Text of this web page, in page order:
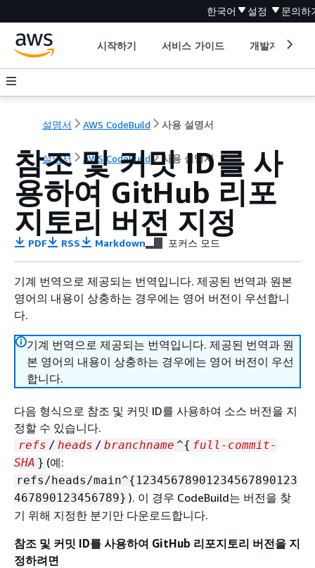
한국어 설정 문의하
시작하기 서비스 가이드 개발자 도구
설명서 AWS CodeBuild 사용 설명서
설명서 AWS CodeBuild 사용 설명서
참조 및 커밋 ID를 사
용하여 GitHub 리포
지토리 버전 지정
PDF RSS Markdown 포커스 모드
기계 번역으로 제공되는 번역입니다. 제공된 번역과 원본
영어의 내용이 상충하는 경우에는 영어 버전이 우선합니
다.
기계 번역으로 제공되는 번역입니다. 제공된 번역과 원
본 영어의 내용이 상충하는 경우에는 영어 버전이 우선
합니다.
다음 형식으로 참조 및 커밋 ID를 사용하여 소스 버전을 지
정할 수 있습니다.
refs / heads / branchname ^{ full-commit-
SHA } (예:
refs/heads/main^{ 12345678901234567890123
467890123456789} ). 이 경우 CodeBuild는 버전을 찾
기 위해 지정한 분기만 다운로드합니다.
참조 및 커밋 ID를 사용하여 GitHub 리포지토리 버전을 지
정하려면